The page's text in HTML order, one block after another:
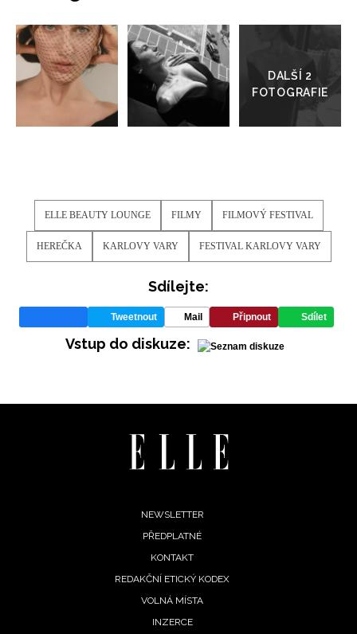
INFORMACE
REDAKCE
galerie
ELLE BEAUTY LOUNGE FILMY FILMOVÝ FESTIVAL
HEREČKA KARLOVY VARY FESTIVAL KARLOVY VARY
Sdílejte:
Tweetnout Mail Připnout Sdílet
Vstup do diskuze:
NEWSLETTER
PŘEDPLATNÉ
KONTAKT
REDAKČNÍ ETICKÝ KODEX
VOLNÁ MÍSTA
INZERCE